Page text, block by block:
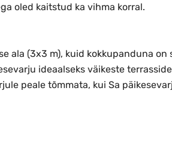
oled kaitstud ka vihma korral.
ala (3x3 m), kuid kokkupanduna
ideaalseks väikeste
peale tõmmata, kui Sa